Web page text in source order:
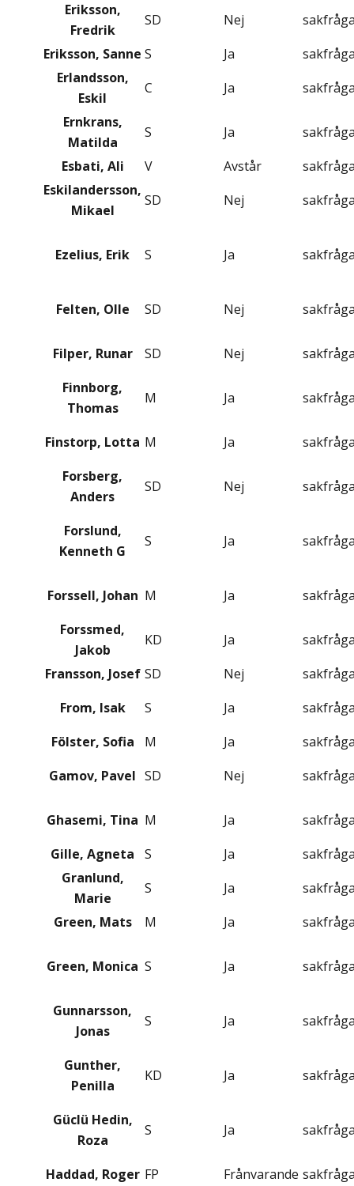
Eriksson,
Fredrik
SD Nej
Eriksson, Sanne S Ja
Erlandsson,
Eskil
C Ja
Ernkrans,
Matilda
S Ja
Esbati, Ali
V Avstår
Eskilandersson,
Mikael
SD Nej
Ezelius, Erik S Ja
Felten, Olle SD Nej
Filper, Runar SD Nej
Finnborg,
Thomas
M Ja
Finstorp, Lotta M Ja
Forsberg,
Anders
SD Nej
Forslund,
Kenneth G
S Ja
Forssell, Johan M Ja
Forssmed,
Jakob
KD Ja
Fransson, Josef SD Nej
From, Isak
S Ja
Fölster, Sofia
M Ja
Gamov, Pavel SD Nej
Ghasemi, Tina M Ja
Gille, Agneta
S Ja
Granlund,
Marie
S Ja
Green, Mats
M Ja
Green, Monica S Ja
Gunnarsson,
Jonas
S Ja
Gunther,
Penilla
KD Ja
Güclü Hedin,
Roza
S Ja
Haddad, Roger FP Frånvarande